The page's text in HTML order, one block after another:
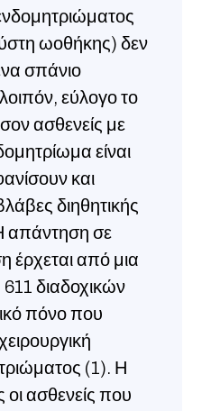
ωοθήκης) δεν
σπάνιο
εύλογο το
ασθενείς με
είναι
και
διηθητικής
απάντηση σε
έρχεται από μια
διαδοχικών
πόνο που
(1). Η
ασθενείς που